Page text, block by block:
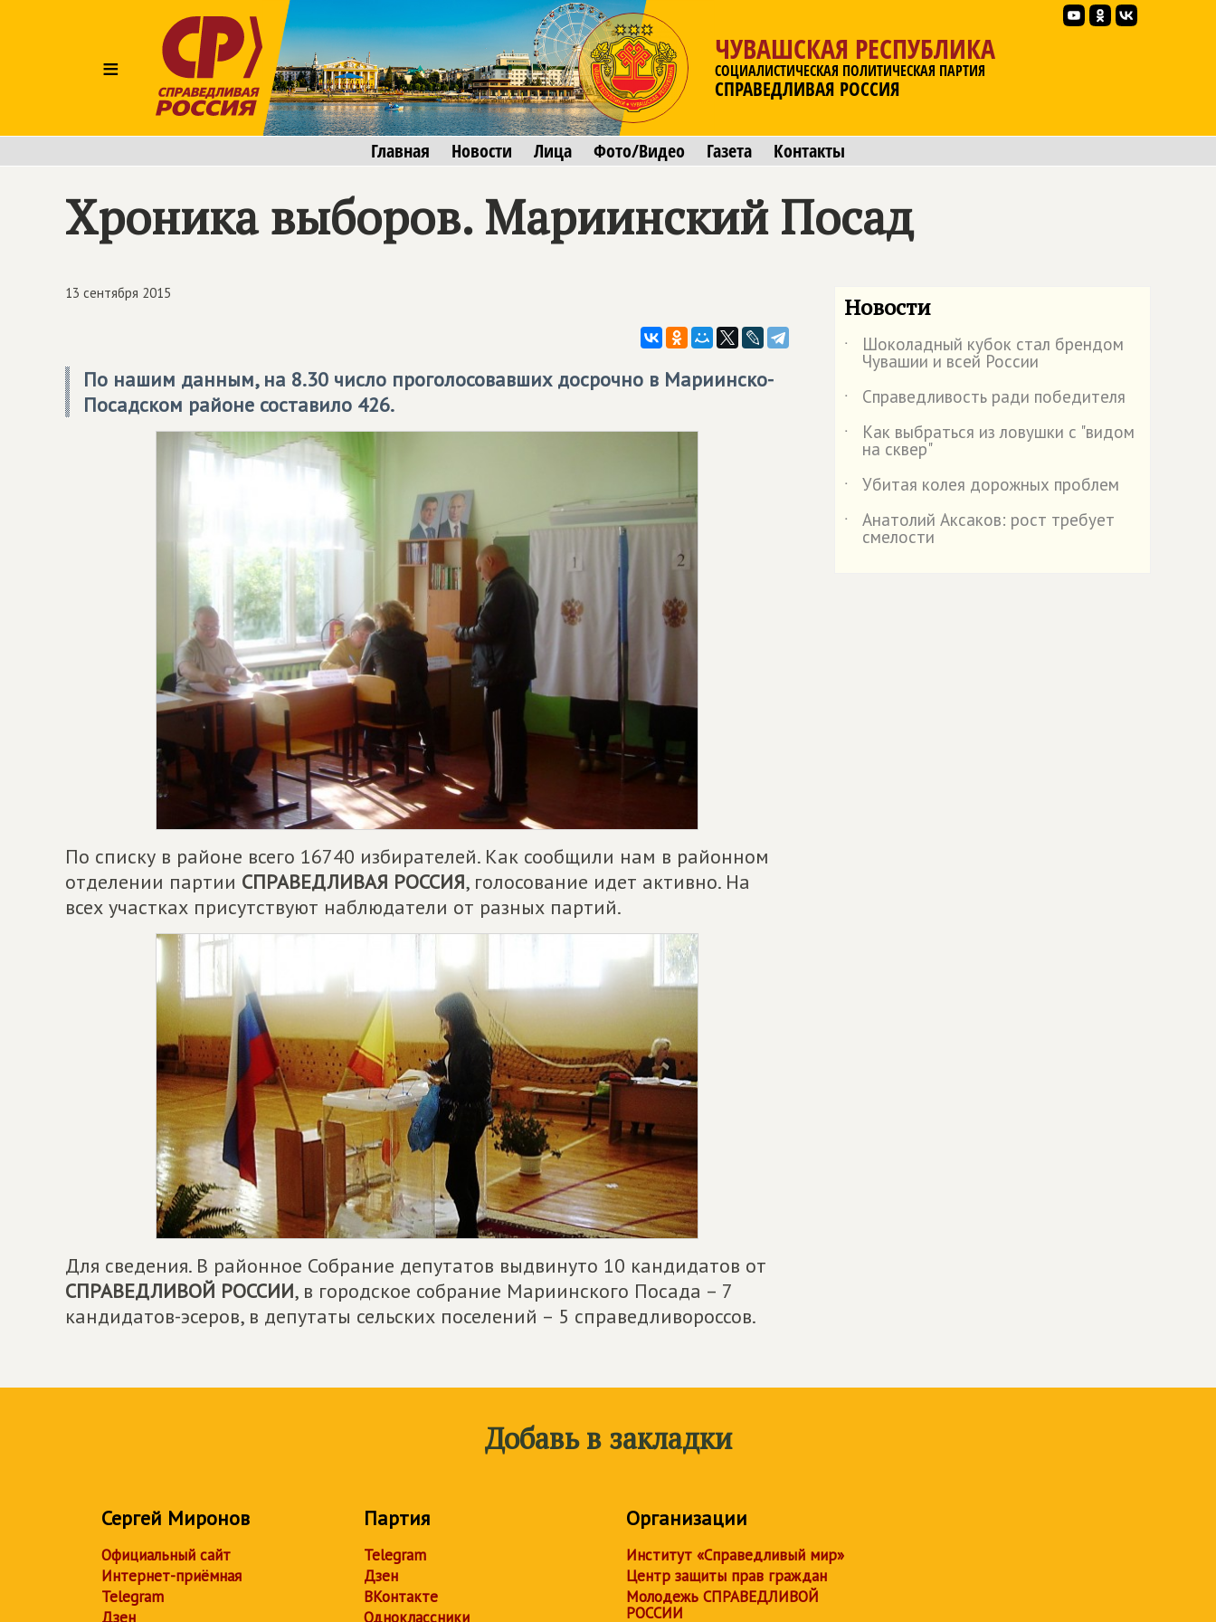
≡
ЧУВАШСКАЯ РЕСПУБЛИКА
СОЦИАЛИСТИЧЕСКАЯ ПОЛИТИЧЕСКАЯ ПАРТИЯ
СПРАВЕДЛИВАЯ РОССИЯ
Главная Новости Лица Фото/Видео Газета Контакты
Хроника выборов. Мариинский Посад
13 сентября 2015
По нашим данным, на 8.30 число проголосовавших досрочно в Мариинско-
Посадском районе составило 426.
По списку в районе всего 16740 избирателей. Как сообщили нам в районном
отделении партии СПРАВЕДЛИВАЯ РОССИЯ, голосование идет активно. На
всех участках присутствуют наблюдатели от разных партий.
Для сведения. В районное Собрание депутатов выдвинуто 10 кандидатов от
СПРАВЕДЛИВОЙ РОССИИ, в городское собрание Мариинского Посада – 7
кандидатов-эсеров, в депутаты сельских поселений – 5 справедливороссов.
Новости
˙ Шоколадный кубок стал брендом
Чувашии и всей России
˙
Справедливость ради победителя
˙
Как выбраться из ловушки с "видом
на сквер"
˙
Убитая колея дорожных проблем
˙
Анатолий Аксаков: рост требует
смелости
Добавь в закладки
Сергей Миронов
Официальный сайт
Интернет-приёмная
Telegram
Дзен
Партия
Telegram
Дзен
ВКонтакте
Одноклассники
Организации
Институт «Справедливый мир»
Центр защиты прав граждан
Молодежь СПРАВЕДЛИВОЙ
РОССИИ